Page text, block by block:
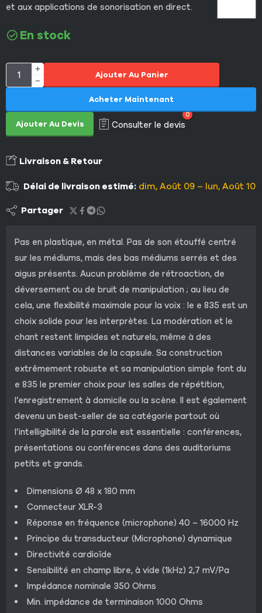
et aux applications de sonorisation en direct.
En stock
Ajouter Au Panier
Ajouter Au Devis Consulter le devis
0
Acheter Maintenant
Livraison & Retour
Délai de livraison estimé: dim, Août 09 – lun, Août 10
Partager
Pas en plastique, en métal. Pas de son étouffé centré
sur les médiums, mais des bas médiums serrés et des
aigus présents. Aucun problème de rétroaction, de
déversement ou de bruit de manipulation ; au lieu de
cela, une flexibilité maximale pour la voix : le e 835 est un
choix solide pour les interprètes. La modération et le
chant restent limpides et naturels, même à des
distances variables de la capsule. Sa construction
extrêmement robuste et sa manipulation simple font du
e 835 le premier choix pour les salles de répétition,
l’enregistrement à domicile ou la scène. Il est également
devenu un best-seller de sa catégorie partout où
l’intelligibilité de la parole est essentielle : conférences,
présentations ou conférences dans des auditoriums
petits et grands.
Dimensions Ø 48 x 180 mm
Connecteur XLR-3
Réponse en fréquence (microphone) 40 – 16000 Hz
Principe du transducteur (Microphone) dynamique
Directivité cardioïde
Sensibilité en champ libre, à vide (1kHz) 2,7 mV/Pa
Impédance nominale 350 Ohms
Min. impédance de terminaison 1000 Ohms